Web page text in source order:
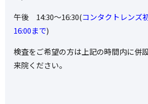
午後 14:30～16:30(コンタクトレンズ
16:00まで)
検査をご希望の方は上記の時間内に併
来院ください。